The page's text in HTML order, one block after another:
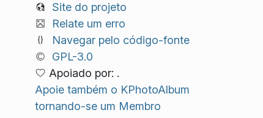
Site do projeto
Relate um erro
Navegar pelo código-fonte
GPL-3.0
Apoiado por: .
Apoie também o KPhotoAlbum
tornando-se um Membro